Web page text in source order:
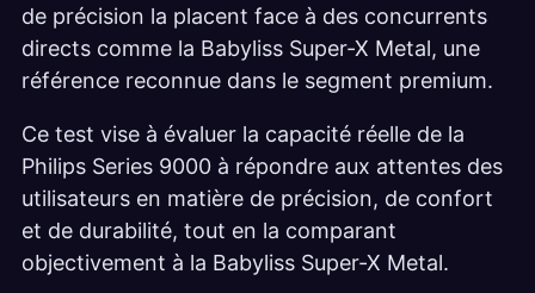
de précision la placent face à des concurrents
directs comme la Babyliss Super-X Metal, une
référence reconnue dans le segment premium.
Ce test vise à évaluer la capacité réelle de la
Philips Series 9000 à répondre aux attentes des
utilisateurs en matière de précision, de confort
et de durabilité, tout en la comparant
objectivement à la Babyliss Super-X Metal.